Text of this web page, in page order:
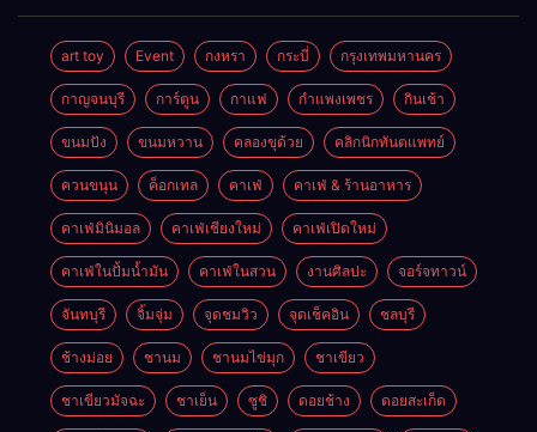
art toy Event กงหรา กระบี่ กรุงเทพมหานคร
กาญจนบุรี การ์ตูน กาแฟ กำแพงเพชร กินเช้า
ขนมปัง ขนมหวาน คลองขุด้วย คลิกนิกทันตแพทย์
ควนขนุน ค็อกเทล คาเฟ่ คาเฟ่ & ร้านอาหาร
คาเฟ่มินิมอล คาเฟ่เชียงใหม่ คาเฟ่เปิดใหม่
คาเฟ่ในปั้มน้ำมัน คาเฟ่ในสวน งานศิลปะ จอร์จทาวน์
จันทบุรี จิ้มจุ่ม จุดชมวิว จุดเช็คอิน ชลบุรี
ช้างม่อย ชานม ชานมไข่มุก ชาเขียว
ชาเขียวมัจฉะ ชาเย็น ซูชิ ดอยช้าง ดอยสะเก็ด